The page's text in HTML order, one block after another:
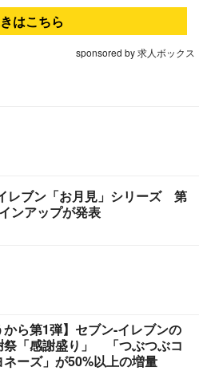
はこちら
sponsored by 求人ボックス
レブン「お月見」シリーズ 第
ンアップが発表
から第1弾】セブン-イレブンの
祭「感謝盛り」 「つぶつぶコ
ネーズ」が50%以上の増量